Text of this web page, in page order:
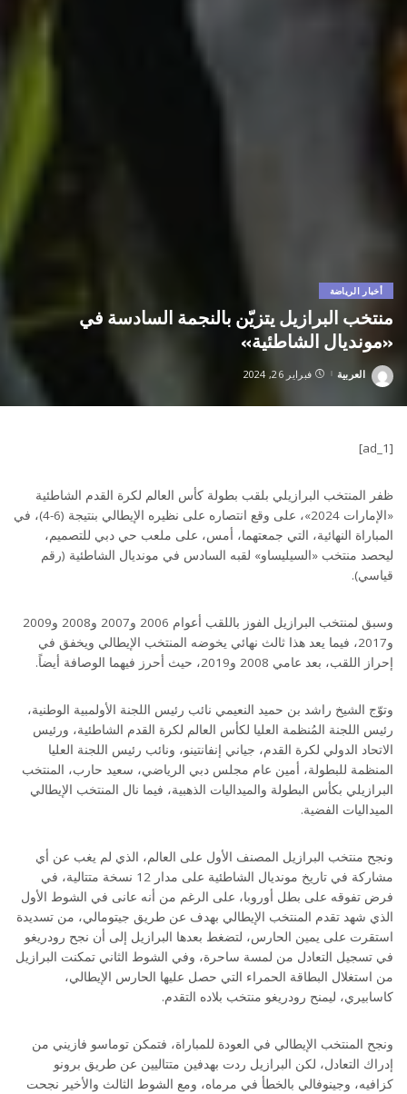
أخبار الرياضة
منتخب البرازيل يتزيّن بالنجمة السادسة في
«مونديال الشاطئية»
Posted
العربية فبراير 26, 2024
[ad_1]
ظفر المنتخب البرازيلي بلقب بطولة كأس العالم لكرة القدم الشاطئية
«الإمارات 2024»، على وقع انتصاره على نظيره الإيطالي بنتيجة (6-4)، في
المباراة النهائية، التي جمعتهما، أمس، على ملعب حي دبي للتصميم،
ليحصد منتخب «السيليساو» لقبه السادس في مونديال الشاطئية (رقم
قياسي).
وسبق لمنتخب البرازيل الفوز باللقب أعوام 2006 و2007 و2008 و2009
و2017، فيما يعد هذا ثالث نهائي يخوضه المنتخب الإيطالي ويخفق في
إحراز اللقب، بعد عامي 2008 و2019، حيث أحرز فيهما الوصافة أيضاً.
وتوّج الشيخ راشد بن حميد النعيمي نائب رئيس اللجنة الأولمبية الوطنية،
رئيس اللجنة المُنظمة العليا لكأس العالم لكرة القدم الشاطئية، ورئيس
الاتحاد الدولي لكرة القدم، جياني إنفانتينو، ونائب رئيس اللجنة العليا
المنظمة للبطولة، أمين عام مجلس دبي الرياضي، سعيد حارب، المنتخب
البرازيلي بكأس البطولة والميداليات الذهبية، فيما نال المنتخب الإيطالي
الميداليات الفضية.
ونجح منتخب البرازيل المصنف الأول على العالم، الذي لم يغب عن أي
مشاركة في تاريخ مونديال الشاطئية على مدار 12 نسخة متتالية، في
فرض تفوقه على بطل أوروبا، على الرغم من أنه عانى في الشوط الأول
الذي شهد تقدم المنتخب الإيطالي بهدف عن طريق جيتومالي، من تسديدة
استقرت على يمين الحارس، لتضغط بعدها البرازيل إلى أن نجح رودريغو
في تسجيل التعادل من لمسة ساحرة، وفي الشوط الثاني تمكنت البرازيل
من استغلال البطاقة الحمراء التي حصل عليها الحارس الإيطالي،
كاسابيري، ليمنح رودريغو منتخب بلاده التقدم.
ونجح المنتخب الإيطالي في العودة للمباراة، فتمكن توماسو فازيني من
إدراك التعادل، لكن البرازيل ردت بهدفين متتاليين عن طريق برونو
كزافيه، وجينوفالي بالخطأ في مرماه، ومع الشوط الثالث والأخير نجحت